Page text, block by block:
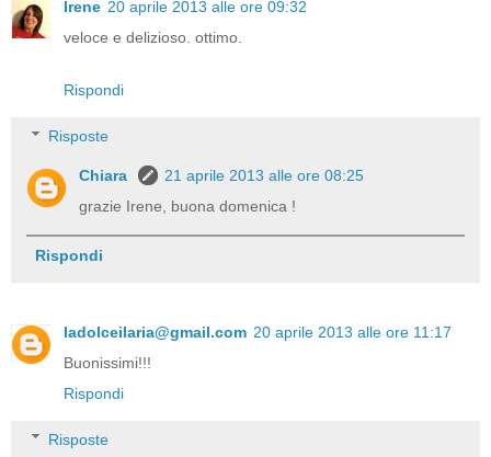
Irene 20 aprile 2013 alle ore 09:32
veloce e delizioso. ottimo.
Rispondi
Risposte
Chiara
21 aprile 2013 alle ore 08:25
grazie Irene, buona domenica !
Rispondi
ladolceilaria@gmail.com 20 aprile 2013 alle ore 11:17
Buonissimi!!!
Rispondi
Risposte